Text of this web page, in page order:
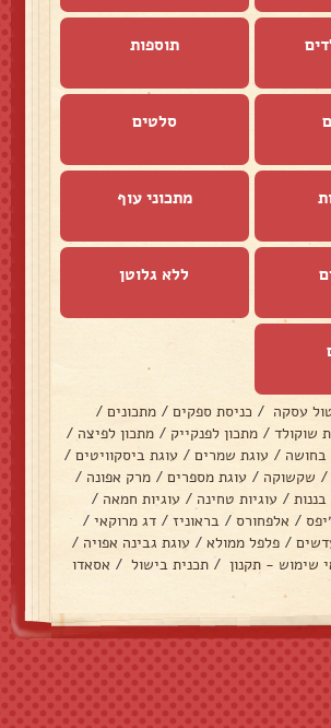
תוספות
סלטים
מתכוני עוף
ללא גלוטן
עסקה / כניסת ספקים / מתכונים /
שוקולד / מתכון לפנקייק / מתכון לפיצה /
בחושה / עוגת שמרים / עוגת ביסקוויטים /
/ שקשוקה / עוגת מספרים / מרק אפונה /
/ עוגיות טחינה / עוגיות חמאה /
/ אלפחורס / בראוניז / דג מרוקאי /
/ פלפל ממולא / עוגת גבינה אפויה /
שימוש - תקנון / תכנית בישול / אסאדו